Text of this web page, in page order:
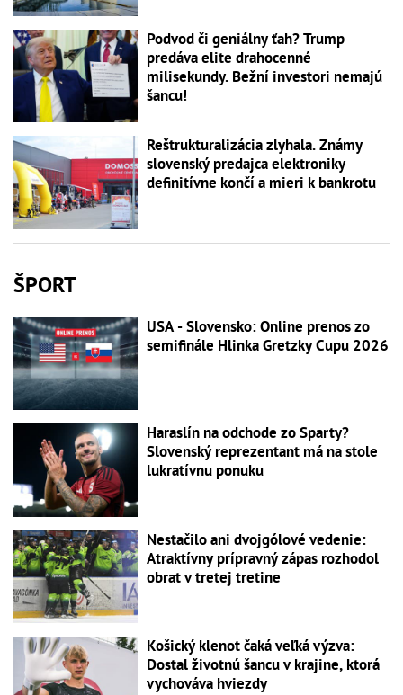
Podvod či geniálny ťah? Trump
predáva elite drahocenné
milisekundy. Bežní investori nemajú
šancu!
Reštrukturalizácia zlyhala. Známy
slovenský predajca elektroniky
definitívne končí a mieri k bankrotu
ŠPORT
USA - Slovensko: Online prenos zo
semifinále Hlinka Gretzky Cupu 2026
Haraslín na odchode zo Sparty?
Slovenský reprezentant má na stole
lukratívnu ponuku
Nestačilo ani dvojgólové vedenie:
Atraktívny prípravný zápas rozhodol
obrat v tretej tretine
Košický klenot čaká veľká výzva:
Dostal životnú šancu v krajine, ktorá
vychováva hviezdy